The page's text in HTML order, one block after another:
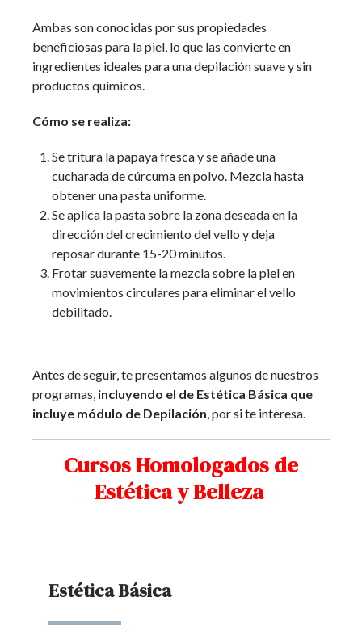
Ambas son conocidas por sus propiedades
beneficiosas para la piel, lo que las convierte en
ingredientes ideales para una depilación suave y sin
productos químicos.
Cómo se realiza:
Se tritura la papaya fresca y se añade una
cucharada de cúrcuma en polvo. Mezcla hasta
obtener una pasta uniforme.
Se aplica la pasta sobre la zona deseada en la
dirección del crecimiento del vello y deja
reposar durante 15-20 minutos.
Frotar suavemente la mezcla sobre la piel en
movimientos circulares para eliminar el vello
debilitado.
Antes de seguir, te presentamos algunos de nuestros
programas, incluyendo el de Estética Básica que
incluye módulo de Depilación, por si te interesa.
Cursos Homologados de
Estética y Belleza
Estética Básica